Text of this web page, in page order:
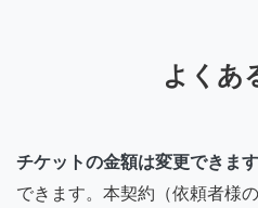
よくあ
チケットの金額は変更できま
できます。本契約（依頼者様